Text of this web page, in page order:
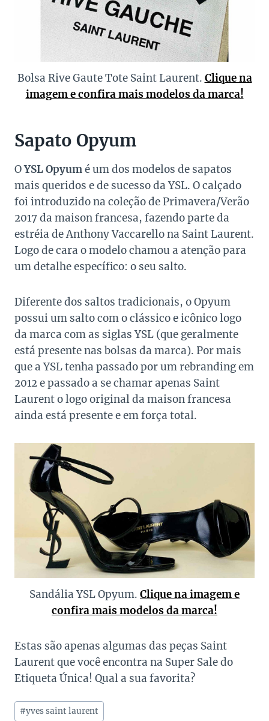
Bolsa Rive Gaute Tote Saint Laurent. Clique na
imagem e confira mais modelos da marca!
Sapato Opyum
OYSL Opyumé um dos modelos de sapatos
mais queridos e de sucesso da YSL. O calçado
foi introduzido na coleção de Primavera/Verão
2017 da maison francesa, fazendo parte da
estréia de Anthony Vaccarello na Saint Laurent.
Logo de cara o modelo chamou a atenção para
um detalhe específico: o seu salto.
Diferente dos saltos tradicionais, o Opyum
possui um salto com o clássico e icônico logo
da marca com as siglas YSL (que geralmente
está presente nas bolsas da marca). Por mais
que a YSL tenha passado por um rebranding em
2012 e passado a se chamar apenas Saint
Laurent o logo original da maison francesa
ainda está presente e em força total.
Sandália YSL Opyum. Clique na imagem e
confira mais modelos da marca!
Estas são apenas algumas das peças Saint
Laurent que você encontra na Super Sale do
Etiqueta Única! Qual a sua favorita?
Tags
#yves saint laurent